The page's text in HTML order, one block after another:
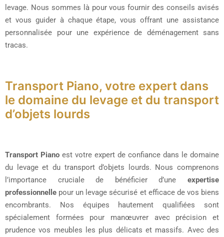
levage. Nous sommes là pour vous fournir des conseils avisés
et vous guider à chaque étape, vous offrant une assistance
personnalisée pour une expérience de déménagement sans
tracas.
Transport Piano, votre expert dans
le domaine du levage et du transport
d’objets lourds
Transport Piano est votre expert de confiance dans le domaine
du levage et du transport d’objets lourds. Nous comprenons
l’importance cruciale de bénéficier d’une expertise
professionnelle pour un levage sécurisé et efficace de vos biens
encombrants. Nos équipes hautement qualifiées sont
spécialement formées pour manœuvrer avec précision et
prudence vos meubles les plus délicats et massifs. Avec des